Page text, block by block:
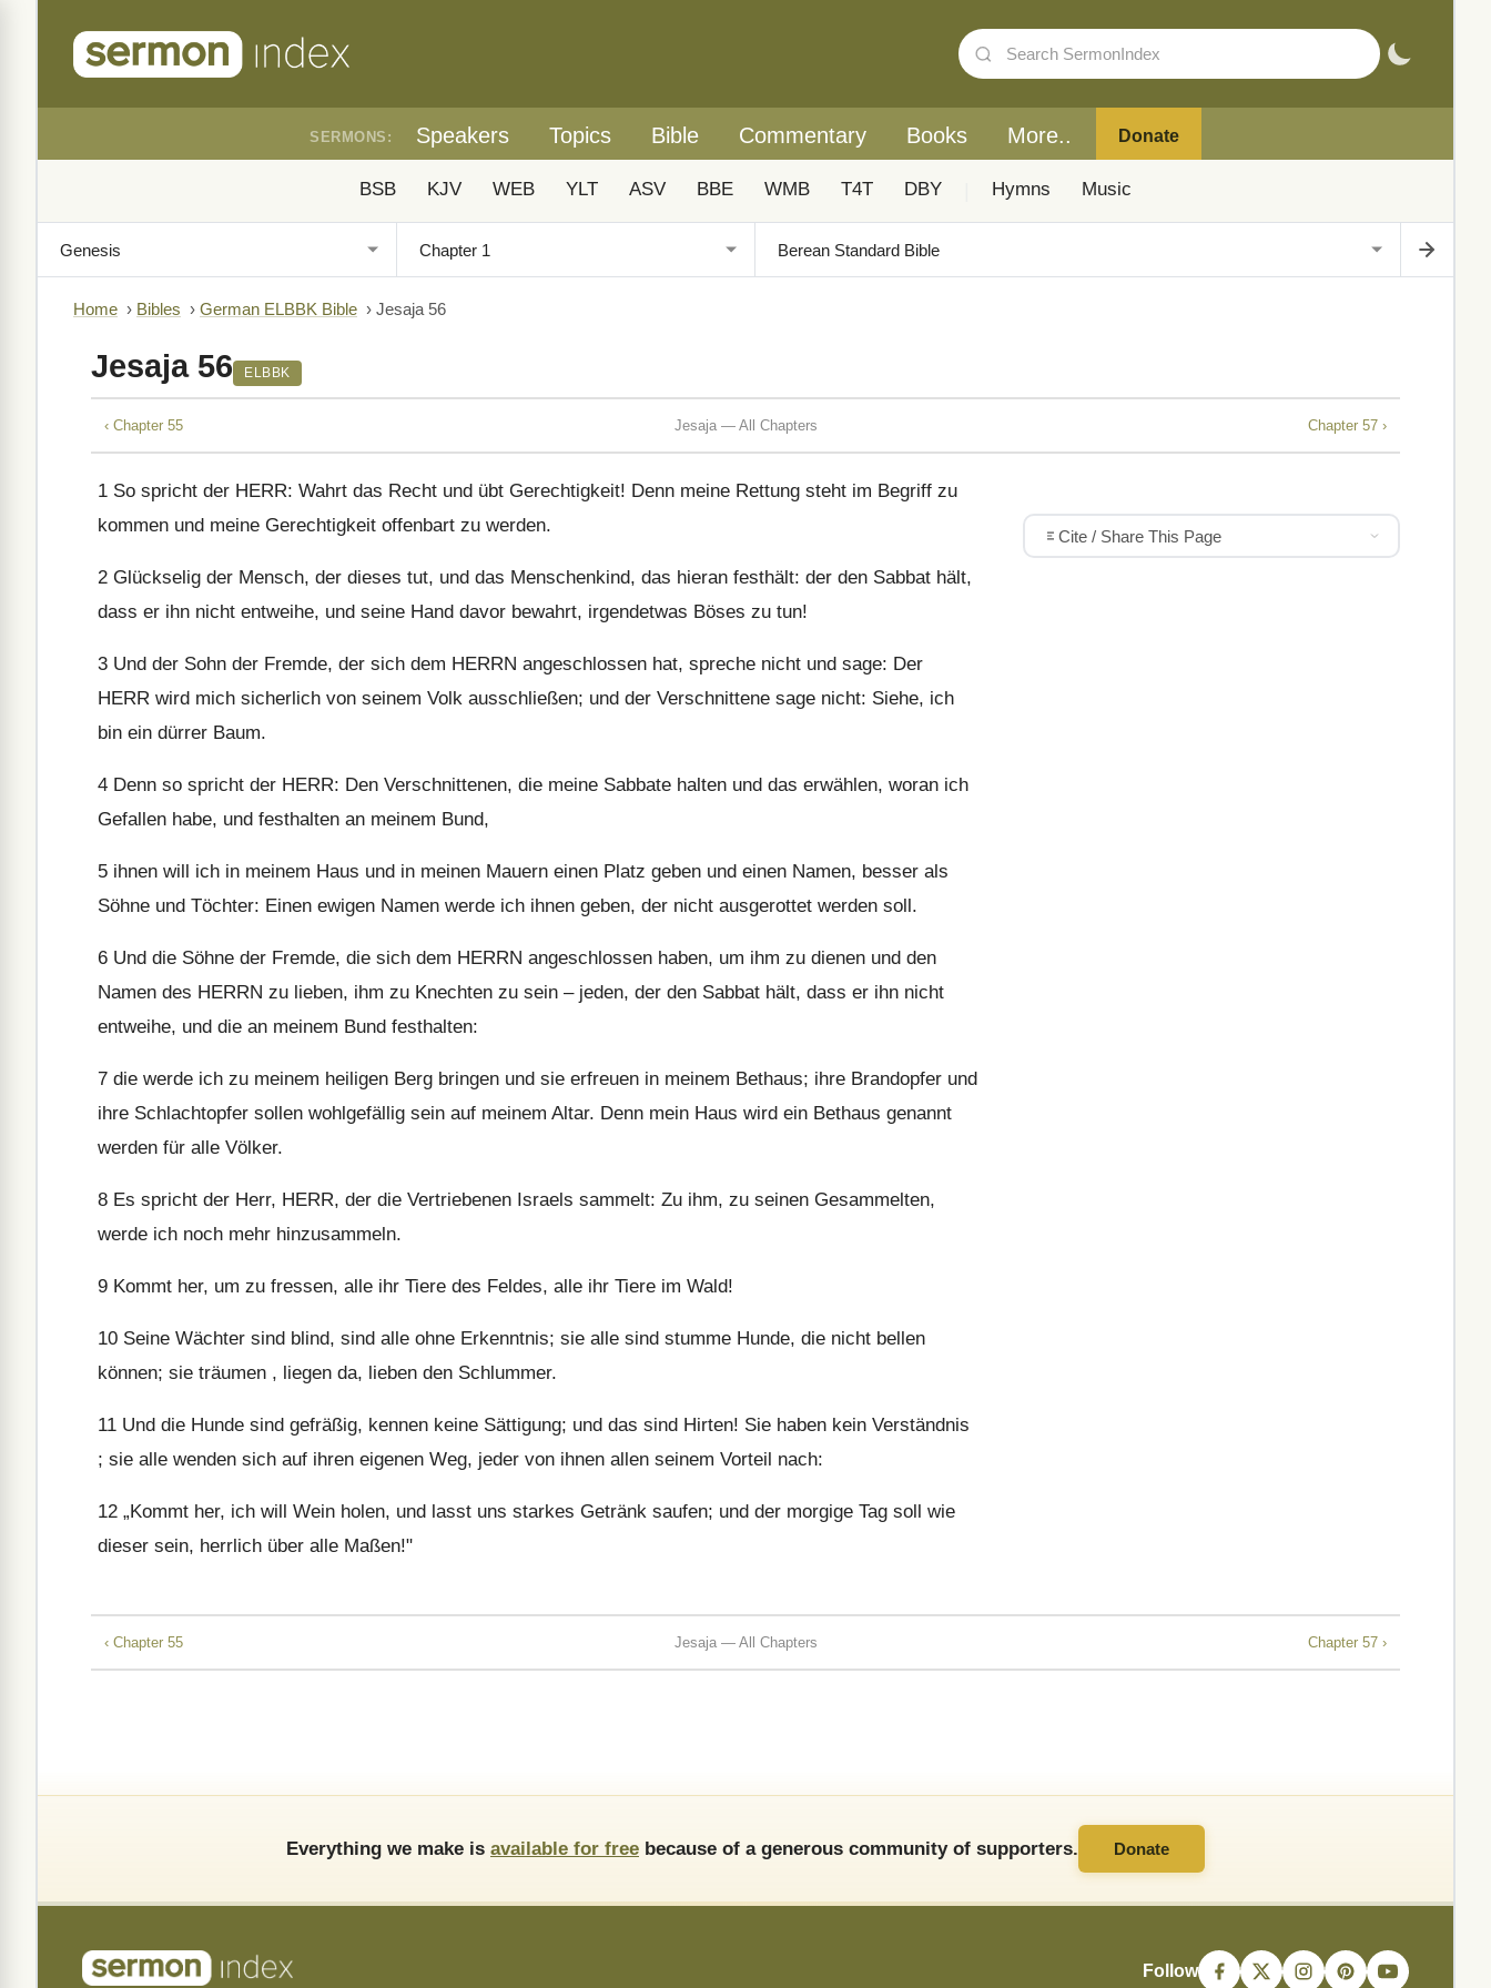
SERMONS: Speakers Topics Bible Commentary Books More.. Donate
BSB KJV WEB YLT ASV BBE WMB T4T DBY Hymns Music
Home › Bibles › German ELBBK Bible › Jesaja 56
Jesaja 56 ELBBK
‹ Chapter 55 Jesaja — All Chapters Chapter 57 ›
1 So spricht der HERR: Wahrt das Recht und übt Gerechtigkeit! Denn meine Rettung steht im Begriff zu
kommen und meine Gerechtigkeit offenbart zu werden.
2 Glückselig der Mensch, der dieses tut, und das Menschenkind, das hieran festhält: der den Sabbat hält,
dass er ihn nicht entweihe, und seine Hand davor bewahrt, irgendetwas Böses zu tun!
3 Und der Sohn der Fremde, der sich dem HERRN angeschlossen hat, spreche nicht und sage: Der
HERR wird mich sicherlich von seinem Volk ausschließen; und der Verschnittene sage nicht: Siehe, ich
bin ein dürrer Baum.
4 Denn so spricht der HERR: Den Verschnittenen, die meine Sabbate halten und das erwählen, woran ich
Gefallen habe, und festhalten an meinem Bund,
5 ihnen will ich in meinem Haus und in meinen Mauern einen Platz geben und einen Namen, besser als
Söhne und Töchter: Einen ewigen Namen werde ich ihnen geben, der nicht ausgerottet werden soll.
6 Und die Söhne der Fremde, die sich dem HERRN angeschlossen haben, um ihm zu dienen und den
Namen des HERRN zu lieben, ihm zu Knechten zu sein – jeden, der den Sabbat hält, dass er ihn nicht
entweihe, und die an meinem Bund festhalten:
7 die werde ich zu meinem heiligen Berg bringen und sie erfreuen in meinem Bethaus; ihre Brandopfer und
ihre Schlachtopfer sollen wohlgefällig sein auf meinem Altar. Denn mein Haus wird ein Bethaus genannt
werden für alle Völker.
8 Es spricht der Herr, HERR, der die Vertriebenen Israels sammelt: Zu ihm, zu seinen Gesammelten,
werde ich noch mehr hinzusammeln.
9 Kommt her, um zu fressen, alle ihr Tiere des Feldes, alle ihr Tiere im Wald!
10 Seine Wächter sind blind, sind alle ohne Erkenntnis; sie alle sind stumme Hunde, die nicht bellen
können; sie träumen , liegen da, lieben den Schlummer.
11 Und die Hunde sind gefräßig, kennen keine Sättigung; und das sind Hirten! Sie haben kein Verständnis
; sie alle wenden sich auf ihren eigenen Weg, jeder von ihnen allen seinem Vorteil nach:
12 „Kommt her, ich will Wein holen, und lasst uns starkes Getränk saufen; und der morgige Tag soll wie
dieser sein, herrlich über alle Maßen!"
Cite / Share This Page
‹ Chapter 55 Jesaja — All Chapters Chapter 57 ›
Everything we make is available for free because of a generous community of supporters. Donate
Follow